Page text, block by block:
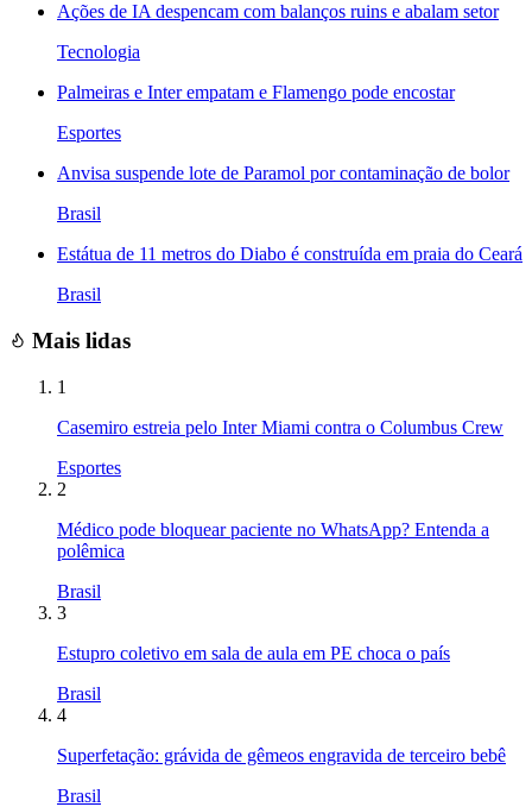
Ações de IA despencam com balanços ruins e abalam setor
Tecnologia
Palmeiras e Inter empatam e Flamengo pode encostar
Esportes
Anvisa suspende lote de Paramol por contaminação de bolor
Brasil
Estátua de 11 metros do Diabo é construída em praia do Ceará
Brasil
Mais lidas
1
Casemiro estreia pelo Inter Miami contra o Columbus Crew
Esportes
2
Médico pode bloquear paciente no WhatsApp? Entenda a
polêmica
Brasil
3
Estupro coletivo em sala de aula em PE choca o país
Brasil
4
Superfetação: grávida de gêmeos engravida de terceiro bebê
Brasil